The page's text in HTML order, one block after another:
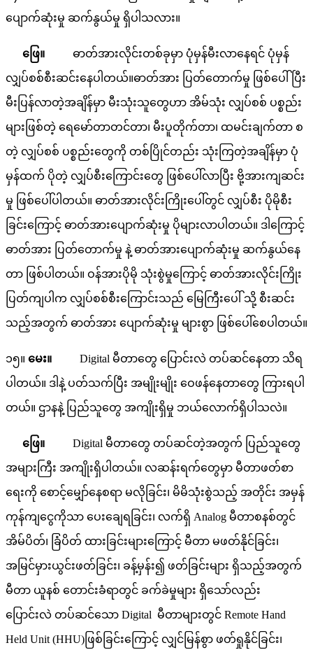
ပျောက်ဆုံးမှု ဆက်နွယ်မှု ရှိပါသလား။
ဖြေ။ ဓာတ်အားလိုင်းတစ်ခုမှာ ပုံမှန်မီးလာနေရင် ပုံမှန်
လျှပ်စစ်စီးဆင်းနေပါတယ်။ဓာတ်အား ပြတ်တောက်မှု ဖြစ်ပေါ်ပြီး
မီးပြန်လာတဲ့အချိန်မှာ မီးသုံးသူတွေဟာ အိမ်သုံး လျှပ်စစ် ပစ္စည်း
များဖြစ်တဲ့ ရေမော်တာတင်တာ၊ မီးပူတိုက်တာ၊ ထမင်းချက်တာ စ
တဲ့ လျှပ်စစ် ပစ္စည်းတွေကို တစ်ပြိုင်တည်း သုံးကြတဲ့အချိန်မှာ ပုံ
မှန်ထက် ပိုတဲ့ လျှပ်စီးကြောင်းတွေ ဖြစ်ပေါ်လာပြီး ဗို့အားကျဆင်း
မှု ဖြစ်ပေါ်ပါတယ်။ ဓာတ်အားလိုင်းကြိုးပေါ်တွင် လျှပ်စီး ပိုမိုစီး
ခြင်းကြောင့် ဓာတ်အားပျောက်ဆုံးမှု ပိုများလာပါတယ်။ ဒါကြောင့်
ဓာတ်အား ပြတ်တောက်မှု နဲ့ ဓာတ်အားပျောက်ဆုံးမှု ဆက်နွယ်နေ
တာ ဖြစ်ပါတယ်။ ဝန်အားပိုမို သုံးစွဲမှုကြောင့် ဓာတ်အားလိုင်းကြိုး
ပြတ်ကျပါက လျှပ်စစ်စီးကြောင်းသည် မြေကြီးပေါ် သို့ စီးဆင်း
သည့်အတွက် ဓာတ်အား ပျောက်ဆုံးမှု များစွာ ဖြစ်ပေါ်စေပါတယ်။
၁၅။ မေး။ Digital မီတာတွေ ပြောင်းလဲ တပ်ဆင်နေတာ သိရ
ပါတယ်။ ဒါနဲ့ ပတ်သက်ပြီး အမျိုးမျိုး ဝေဖန်နေတာတွေ ကြားရပါ
တယ်။ ဌာနနဲ့ ပြည်သူတွေ အကျိုးရှိမှု ဘယ်လောက်ရှိပါသလဲ။
ဖြေ။ Digital မီတာတွေ တပ်ဆင်တဲ့အတွက် ပြည်သူတွေ
အများကြီး အကျိုးရှိပါတယ်။ လဆန်းရက်တွေမှာ မီတာဖတ်စာ
ရေးကို စောင့်မျှော်နေစရာ မလိုခြင်း၊ မိမိသုံးစွဲသည့် အတိုင်း အမှန်
ကုန်ကျငွေကိုသာ ပေးချေရခြင်း၊ လက်ရှိ Analog မီတာစနစ်တွင်
အိမ်ပိတ်၊ ခြံပိတ် ထားခြင်းများကြောင့် မီတာ မဖတ်နိုင်ခြင်း၊
အမြင်မှားယွင်းဖတ်ခြင်း၊ ခန့်မှန်း၍ ဖတ်ခြင်းများ ရှိသည့်အတွက်
မီတာ ယူနစ် တောင်းခံရာတွင် ခက်ခဲမှုများ ရှိသော်လည်း
ပြောင်းလဲ တပ်ဆင်သော Digital မီတာများတွင် Remote Hand
Held Unit (HHU)ဖြစ်ခြင်းကြောင့် လျှင်မြန်စွာ ဖတ်ရှုနိုင်ခြင်း၊